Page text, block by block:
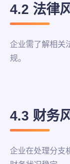
4.2 法律
企业需了解相关
规。
4.3 财务
企业在处理分支